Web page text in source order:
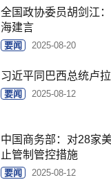
全国政协委员胡剑江
海建言
要闻 2025-08-20
习近平同巴西总统卢
要闻 2025-08-12
中国商务部：对28家
止管制管控措施
要闻 2025-08-12